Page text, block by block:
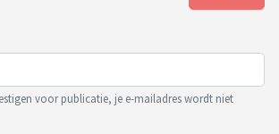
voor publicatie, je e-mailadres wordt niet